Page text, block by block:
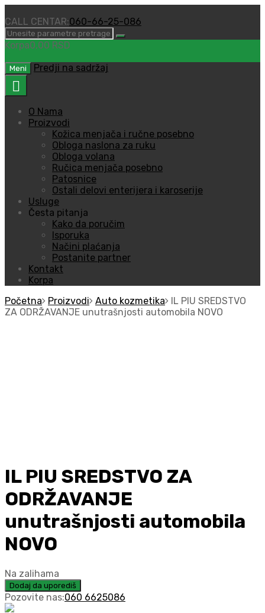
CALL CENTAR:060-66-25-086
Korpa0,00 RSD
Meni Predji na sadržaj
O Nama
Proizvodi
Kožica menjača i ručne posebno
Obloga naslona za ruku
Obloga volana
Ručica menjača posebno
Patosnice
Ostali delovi enterijera i karoserije
Usluge
Česta pitanja
Kako da poručim
Isporuka
Načini plaćanja
Postanite partner
Kontakt
Korpa
Početna
Proizvodi Auto kozmetika
IL PIU SREDSTVO
ZA ODRŽAVANJE unutrašnjosti automobila NOVO
IL PIU SREDSTVO ZA
ODRŽAVANJE
unutrašnjosti automobila
NOVO
Na zalihama
Dodaj da uporediš
Pozovite nas:060 6625086